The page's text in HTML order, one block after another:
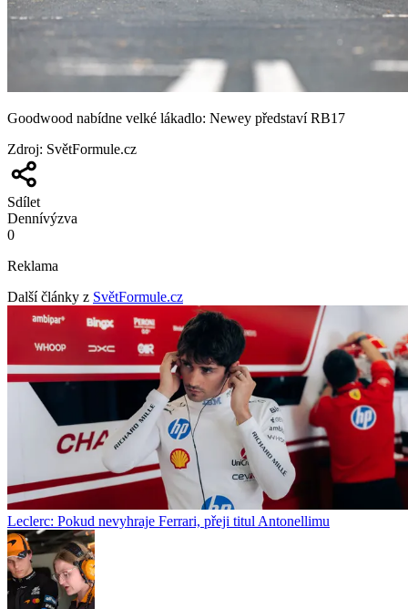
Goodwood nabídne velké lákadlo: Newey představí RB17
Zdroj: SvětFormule.cz
Sdílet
Dennívýzva
0
Reklama
Další články z SvětFormule.cz
Leclerc: Pokud nevyhraje Ferrari, přeji titul Antonellimu